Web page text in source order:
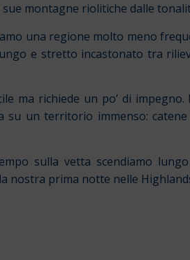
sue montagne riolitiche dalle
una regione molto meno
e stretto incastonato tra
ma richiede un po’ di
un territorio immenso:
sulla vetta scendiamo
nostra prima notte nelle